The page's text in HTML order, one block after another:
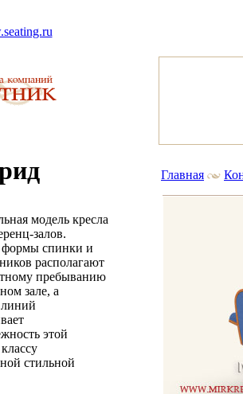
модель кресла
залов.
спинки и
располагают
пребыванию
зале, а
линий
этой
стильной
Главная